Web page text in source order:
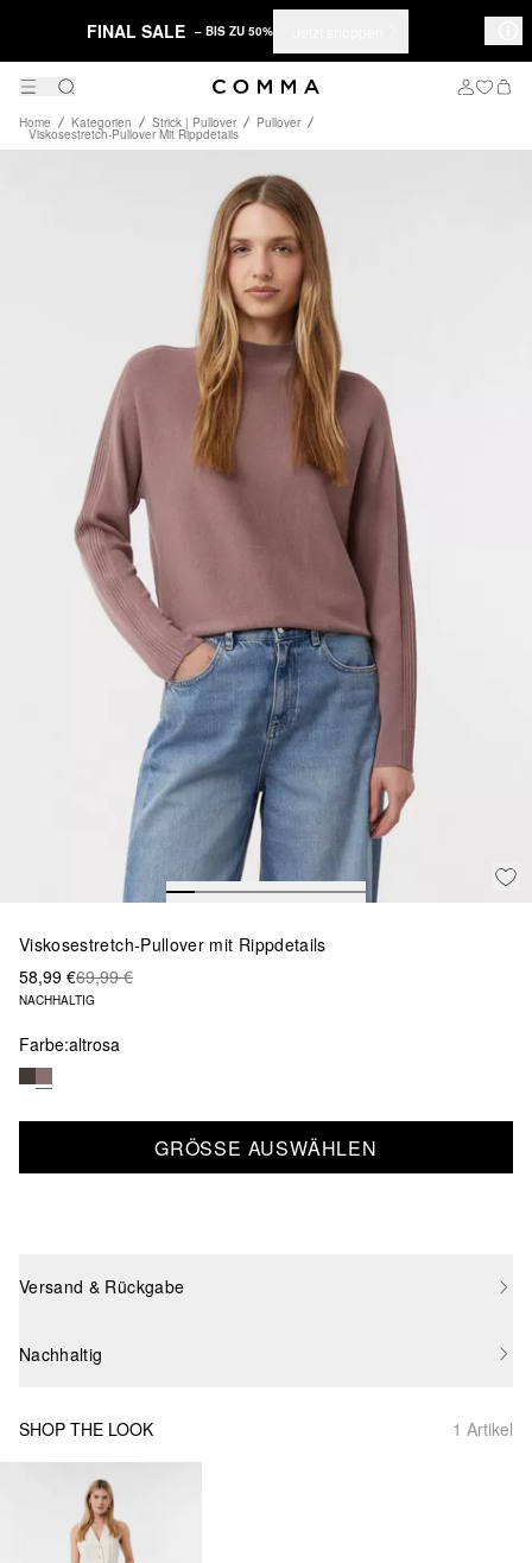
FINAL SALE – BIS ZU 50%
Home Kategorien Strick | Pullover Pullover
Viskosestretch-Pullover Mit Rippdetails
Viskosestretch-Pullover mit Rippdetails
58,99 €69,99 €
NACHHALTIG
Farbe:altrosa
GRÖSSE AUSWÄHLEN
Versand & Rückgabe
Nachhaltig
SHOP THE LOOK 1 Artikel